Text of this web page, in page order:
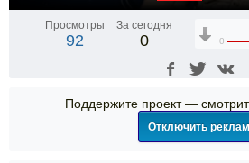
Просмотры
92
За сегодня
0 0
Поддержите проект —
Отключить